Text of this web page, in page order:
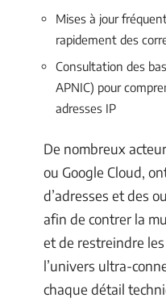
Mises à jour
rapidement des
Consultation des
APNIC) pour
adresses IP
De nombreux
ou Google Cloud,
d’adresses et des
afin de contrer la
et de restreindre
l’univers ultra-
chaque détail